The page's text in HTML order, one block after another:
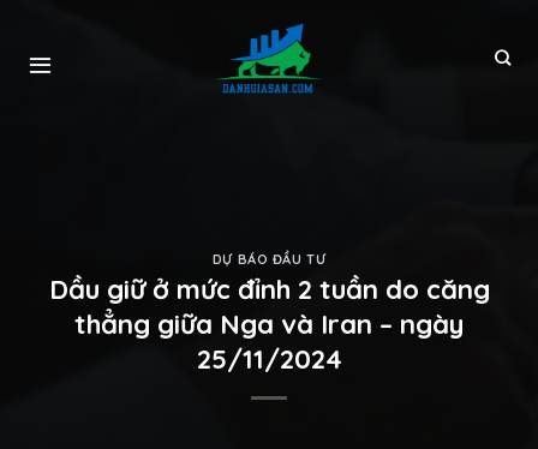
DỰ BÁO ĐẦU TƯ
Dầu giữ ở mức đỉnh 2 tuần do căng
thẳng giữa Nga và Iran – ngày
25/11/2024